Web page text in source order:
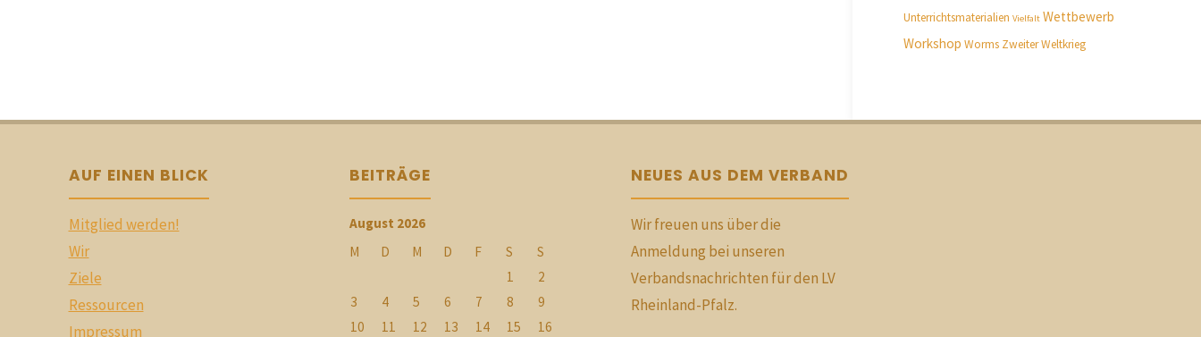
Unterrichtsmaterialien Vielfalt Wettbewerb
Workshop Worms Zweiter Weltkrieg
AUF EINEN BLICK
Mitglied werden!
Wir
Ziele
Ressourcen
Impressum
BEITRÄGE
August 2026
M
D M D F S
S
1
2
3
4 5 6 7 8
9
10
11 12 13 14 15 16
NEUES AUS DEM VERBAND
Wir freuen uns über die
Anmeldung bei unseren
Verbandsnachrichten für den LV
Rheinland-Pfalz.